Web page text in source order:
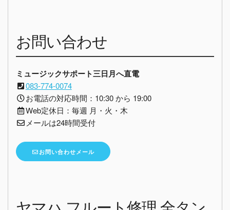
お問い合わせ
ミュージックサポート三日月へ直電
083-774-0074
お電話の対応時間：10:30 から 19:00
Web定休日：毎週 月・火・木
メールは24時間受付
お問い合わせメール